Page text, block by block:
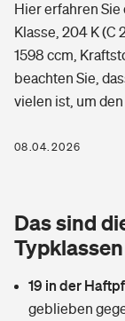
Rentenrechner:
Wer versichert
Photovoltaik
Wärmepumpen
Pri­vate Haft­pflicht­
Gesundheit
Private
Zur Übersicht
Hier erfahren
Klasse, 204 K (C
1598 ccm,
beachten Sie,
vielen ist, um
08.04.2026
Das sind
19 in der
geblieben